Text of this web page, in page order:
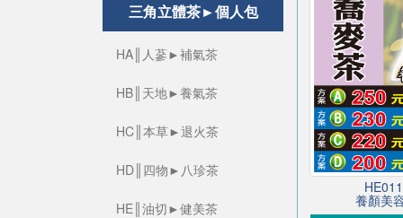
養顏美
三角立體茶►個人包
HA║人蔘►補氣茶
HB║天地►養氣茶
HC║本草►退火茶
HD║四物►八珍茶
HE║油切►健美茶